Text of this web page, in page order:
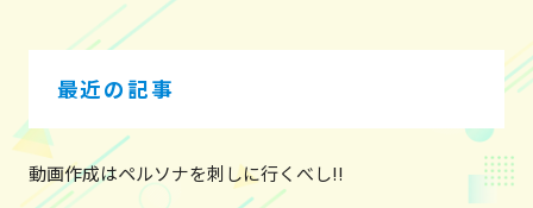
最近の記事
動画作成はペルソナを刺しに行くべし!!